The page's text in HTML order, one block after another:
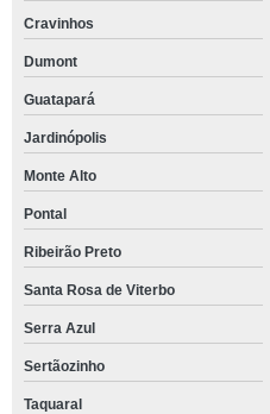
Cravinhos
Dumont
Guatapará
Jardinópolis
Monte Alto
Pontal
Ribeirão Preto
Santa Rosa de Viterbo
Serra Azul
Sertãozinho
Taquaral